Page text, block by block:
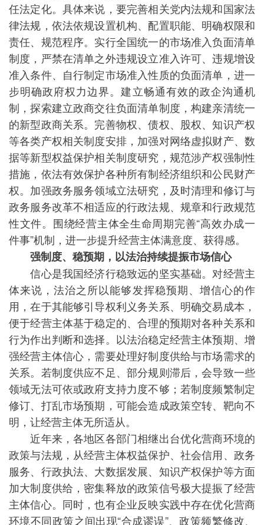
任法定化。具体来说，要完善相关党内法规和国家法
律法规，依法依规设置机构、配置职能、明确权限和
责任、规范程序。实行全国统一的市场准入负面清单
制度，严禁在清单之外违规设立准入许可、违规增设
准入条件、自行制定市场准入性质的负面清单，进一
步明确政府权力边界。建立畅通有效的政企沟通机
制，探索建立政商交往负面清单制度，构建亲清统一
的新型政商关系。完善物权、债权、股权、知识产权
等各类产权相关制度安排，加强对网络虚拟财产、数
据等新型权益保护相关制度研究，规范涉产权强制性
措施，依法有效保护各种所有制经济组织和公民财产
权。加强政务服务领域立法研究，及时清理和修订与
政务服务改革不相适应的行政法规、规章和行政规范
性文件。围绕经营主体全生命周期完善“高效办成一
件事”机制，进一步提升经营主体满意度、获得感。
强制度、稳预期，以法治持续提振市场信心
信心是我国经济行稳致远的坚实基础。对经营主
体来说，法治之所以能够发挥稳预期、增信心的作
用，在于其能够引导权利义务关系、明确交易成本，
便于经营主体基于稳定的、合理的预期对各种关系和
行为作出判断和选择。以法治稳定经营主体预期、增
强经营主体信心，需要处理好制度供给与市场需求的
关系。若制度供应不足、部分规则滞后，会导致一些
领域无法可依或政府支持力度不够；若制度频繁制定
修订、打乱市场预期，可能会造成政策空转、靶向不
明，让经营主体无所适从。
近年来，各地区各部门相继出台优化营商环境的
政策与法规，从经营主体权益保护、社会信用、政务
服务、行政执法、大数据发展、知识产权保护等方面
加大制度供给，密集释放的政策信号极大提振了经营
主体信心。同时，也有企业反映实践中存在优化营商
环境不同政策之间出现“合成谬误”、政策频繁修改、